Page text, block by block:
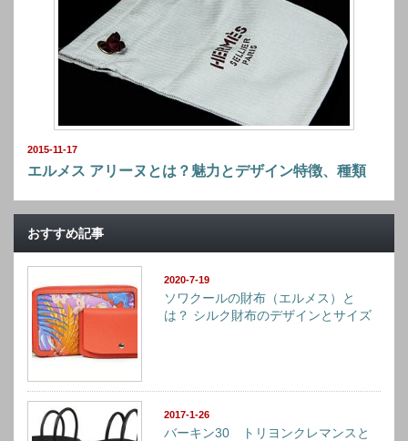
2015-11-17
エルメス アリーヌとは？魅力とデザイン特徴、種類
おすすめ記事
2020-7-19
ソワクールの財布（エルメス）と
は？ シルク財布のデザインとサイズ
2017-1-26
バーキン30 トリヨンクレマンスと